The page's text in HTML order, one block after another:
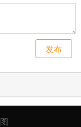
发布